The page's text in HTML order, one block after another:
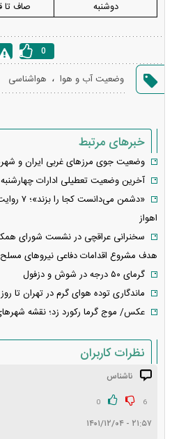
دوشنبه صاف تا
0
وضعیت آب و هوا ، هواشناسی
خبرهای مرتبط
وضعیت جوی مرزهای غربی ایران و
آخرین وضعیت تعطیلی ادارات چهارشنبه ۳۱ تیر؛ این استان تعطیل است
«دشمن
اهواز
سخنرانی عراقچی در نشست شورای
هدف مشروع اقدامات دفاعی نیروهای
گرمای ۵۰ درجه در شوش و دزفول
ماندگاری توده هوای گرم در تهران تا
عکس/ موج گرما رکورد زد؛ نقشه
نظرات کاربران
ناشناس
6
0
۲۱:۵۷ - ۱۴۰۱/۱۲/۰۴